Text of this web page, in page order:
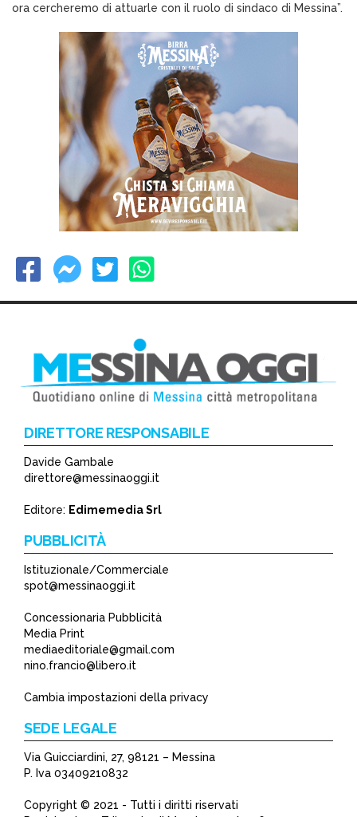
ora cercheremo di attuarle con il ruolo di sindaco di Messina”.
DIRETTORE RESPONSABILE
Davide Gambale
direttore@messinaoggi.it
Editore: Edimemedia Srl
PUBBLICITÀ
Istituzionale/Commerciale
spot@messinaoggi.it
Concessionaria Pubblicità
Media Print
mediaeditoriale@gmail.com
nino.francio@libero.it
Cambia impostazioni della privacy
SEDE LEGALE
Via Guicciardini, 27, 98121 – Messina
P. Iva 03409210832
Copyright © 2021 - Tutti i diritti riservati